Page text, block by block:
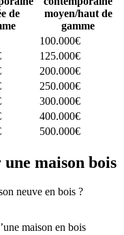
de
moyen/haut de
gamme
100.000€
125.000€
200.000€
250.000€
300.000€
400.000€
500.000€
maison bois
neuve en bois ?
maison en bois